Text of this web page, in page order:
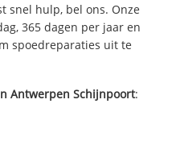
snel hulp, bel ons. Onze
365 dagen per jaar en
spoedreparaties uit te
Antwerpen Schijnpoort: